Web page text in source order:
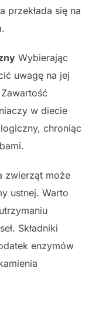
przekłada się na
Wybierając
uwagę na jej
w diecie
chroniąc
zwierząt może
ustnej. Warto
Składniki
enzymów